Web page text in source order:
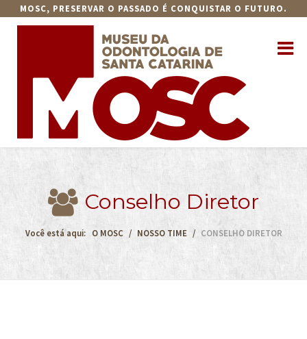
MOSC, PRESERVAR O PASSADO É CONQUISTAR O FUTURO.
Conselho Diretor
Você está aqui: O MOSC NOSSO TIME CONSELHO DIRETOR